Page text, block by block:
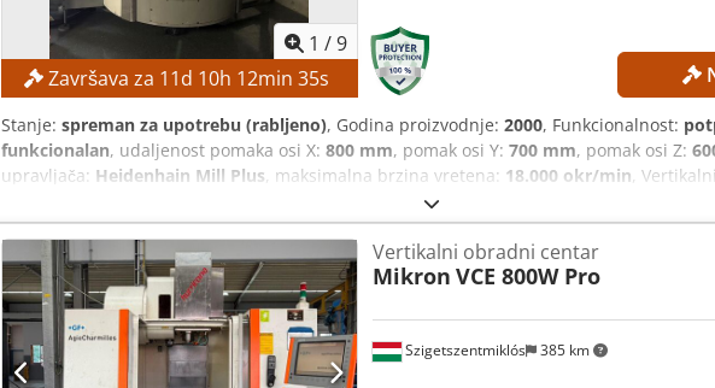
1 /9
Završava za 11d 10h 12min34s
Stanje: spreman za upotrebu (rabljeno), Godina proizvodnje: 2000, Funkcionalnost:
funkcionalan, udaljenost pomaka osi X: 800 mm, pomak osi Y: 700 mm, pomak osi Z:
upravljača: Heidenhain Mill Plus, maksimalna brzina vretena: 18.000 okr/min,
gotovo novim vretenom (1023 radna sata)! TEHNIČKE KARAKTERISTIKE Hod osi X: 800
mm Dcjdpfx Aijzqfvisrok Hod osi Z: 600 mm Vreteno Brzina vretena: 18.000 o/min Radni
vretena: 1.023 h Držač alata: HSK 63 DETALJI O STROJU Unutarnji sustav dovodnog
Upravljanje Proizvođač upravljačkog sustava: Heidenhain Model upravljačkog sustava:
NC rotacijski stol s osi C NC glava koja se može naginjati Funkcija FD Automatski
Infracrveni mjerni senzor za mjerenje radnog komada Dodatni spremnik s 120 mjesta
Szigetszentmiklós 385 km
Vertikalni obradni centar
Mikron VCE 800W Pro